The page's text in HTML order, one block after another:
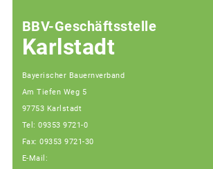
BBV-Geschäftsstelle
Karlstadt
Bayerischer Bauernverband
Am Tiefen Weg 5
97753 Karlstadt
Tel: 09353 9721-0
Fax: 09353 9721-30
E-Mail: